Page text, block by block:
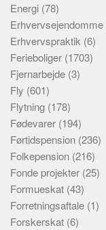
Energi (78)
Erhvervsejendomme
Erhvervspraktik (6)
Ferieboliger (1703)
Fjernarbejde (3)
Fly (601)
Flytning (178)
Fødevarer (194)
Førtidspension (236)
Folkepension (216)
Fonde projekter (25)
Formueskat (43)
Forretningsaftale (1)
Forskerskat (6)